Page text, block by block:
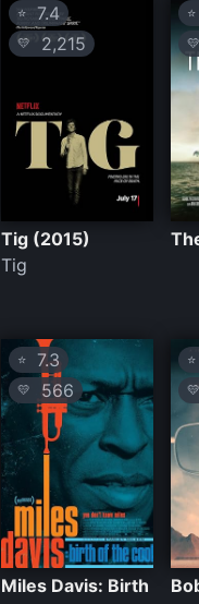
⭐7.4
💛 2,215
Tig (2015)
Tig
⭐
💛
⭐7.3
💛 566
Miles Davis: Birth
⭐
💛